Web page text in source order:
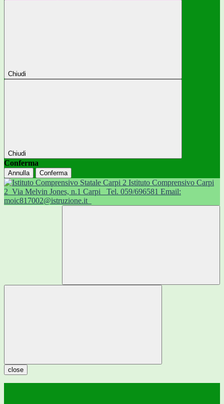
Chiudi
Chiudi
Conferma
Annulla Conferma
Istituto Comprensivo Carpi
2 Via Melvin Jones, n.1 Carpi
Tel. 059/696581 Email:
moic817002@istruzione.it
close